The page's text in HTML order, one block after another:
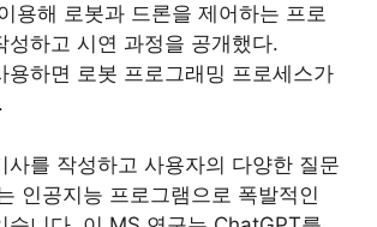
용해 로봇과 드론을 제어하는 ​​프로
성하고 시연 과정을 공개했다.
용하면 로봇 프로그래밍 프로세스가
사를 작성하고 사용자의 다양한 질문
인공지능 프로그램으로 폭발적인